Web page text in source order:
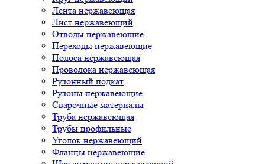
Лента нержавеющая
Лист нержавеющий
Отводы нержавеющие
Переходы нержавеющие
Полоса нержавеющая
Проволока нержавеющая
Рулонный подкат
Рулоны нержавеющие
Сварочные материалы
Труба нержавеющая
Трубы профильные
Уголок нержавеющий
Фланцы нержавеющие